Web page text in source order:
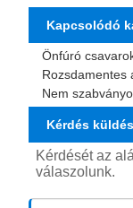
Kapcsolódó
Önfúró
Rozsdamentes
Nem
Kérdés
Kérdését az
válaszolunk.